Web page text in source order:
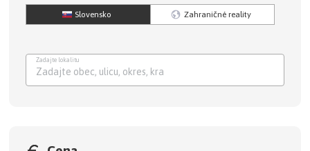
Slovensko Zahraničné reality
Zadajte obec, ulicu, okres,
Zadajte lokalitu